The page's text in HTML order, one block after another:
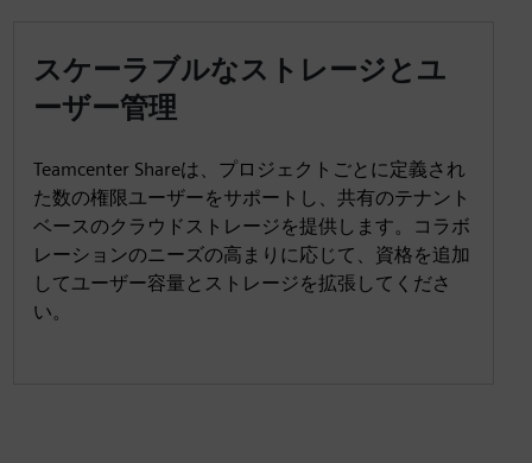
スケーラブルなストレージとユ
ーザー管理
Teamcenter Shareは、プロジェクトごとに定義され
た数の権限ユーザーをサポートし、共有のテナント
ベースのクラウドストレージを提供します。コラボ
レーションのニーズの高まりに応じて、資格を追加
してユーザー容量とストレージを拡張してくださ
い。